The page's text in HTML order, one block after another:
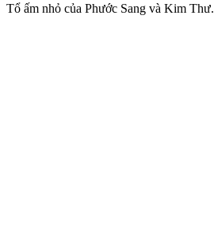
Tổ ấm nhỏ của Phước Sang và Kim Thư.